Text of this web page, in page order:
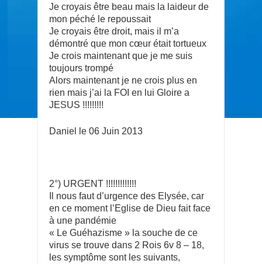
Je croyais être beau mais la laideur de
mon péché le repoussait
Je croyais être droit, mais il m’a
démontré que mon cœur était tortueux
Je crois maintenant que je me suis
toujours trompé
Alors maintenant je ne crois plus en
rien mais j’ai la FOI en lui Gloire a
JESUS !!!!!!!!!
Daniel le 06 Juin 2013
2°) URGENT !!!!!!!!!!!!!
Il nous faut d’urgence des Elysée, car
en ce moment l’Eglise de Dieu fait face
à une pandémie
« Le Guéhazisme » la souche de ce
virus se trouve dans 2 Rois 6v 8 – 18,
les symptôme sont les suivants,